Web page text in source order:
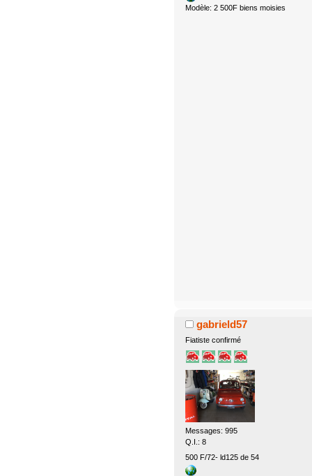
Modèle: 2 500F biens moisies
gabrield57
Fiatiste confirmé
Messages: 995
Q.I.: 8
500 F/72- ld125 de 54